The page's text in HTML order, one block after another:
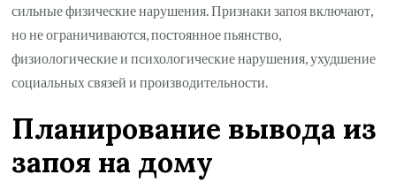
сильные физические нарушения. Признаки запоя включают,
но не ограничиваются, постоянное пьянство,
физиологические и психологические нарушения, ухудшение
социальных связей и производительности.
Планирование вывода из
запоя на дому